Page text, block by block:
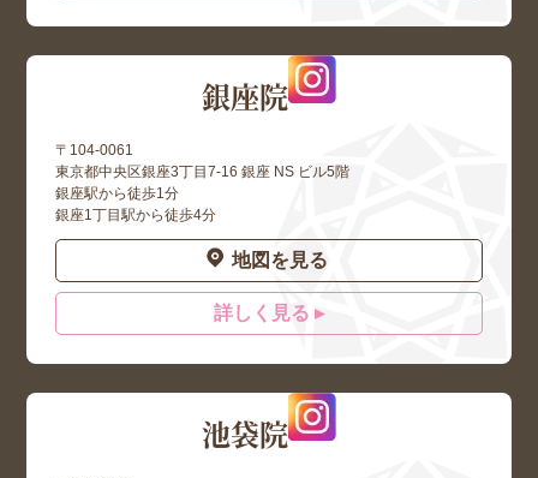
銀座院
〒104-0061
東京都中央区銀座3丁目7-16 銀座 NS ビル5階
銀座駅から徒歩1分
銀座1丁目駅から徒歩4分
地図を見る
詳しく見る ▸
池袋院